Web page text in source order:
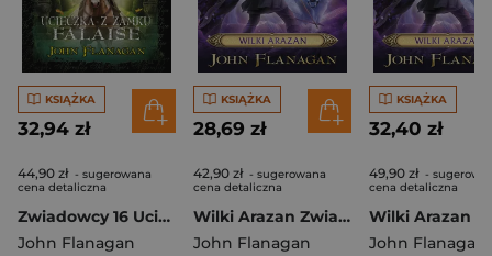
KSIĄŻKA
32,94 zł
44,90 zł - sugerowana
cena detaliczna
Zwiadowcy 16 Ucieczka z zamku Falaise
John Flanagan
KSIĄŻKA
28,69 zł
42,90 zł - sugerowana
cena detaliczna
Wilki Arazan Zwiadowcy Tom 17
John Flanagan
KSIĄŻKA
32,40 zł
49,90 zł -
cena detaliczna
John Flanagan